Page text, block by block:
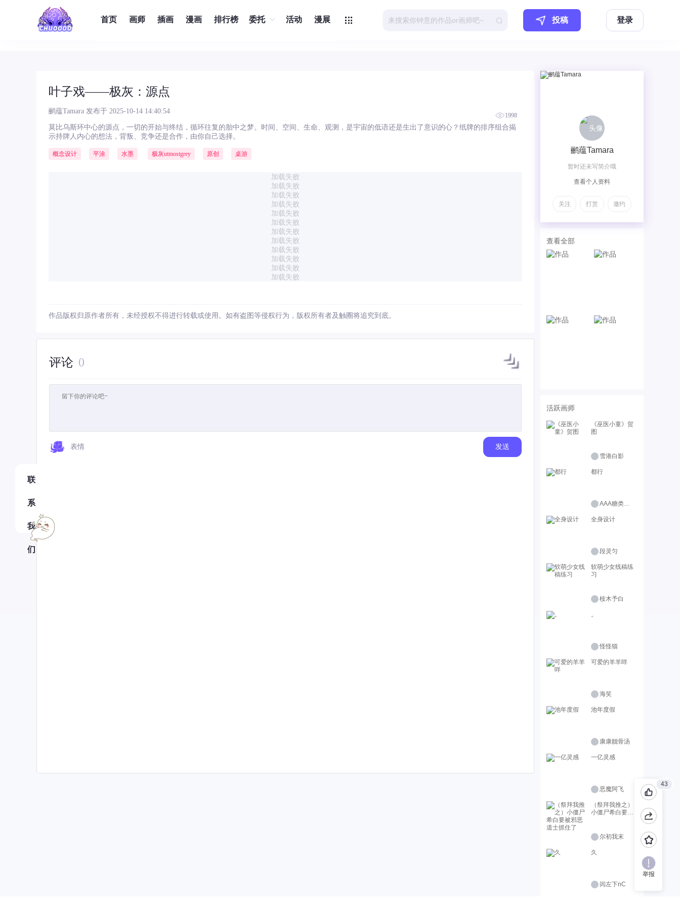
首页 画师 插画 漫画 排行榜 委托 活动 漫展 投稿 登录
叶子戏——极灰：源点
鹂蕴Tamara 发布于 2025-10-14 14:40:54
1998
莫比乌斯环中心的源点，一切的开始与终结，循环往复的胎中之梦。时间、空间、生命、观测，是宇宙的低语还是生出了意识的心？纸牌的排序组合揭
示持牌人内心的想法，背叛、竞争还是合作，由你自己选择。
概念设计 平涂 水墨 极灰utmostgrey 原创 桌游
加载失败
加载失败
加载失败
加载失败
加载失败
加载失败
加载失败
加载失败
加载失败
加载失败
加载失败
加载失败
作品版权归原作者所有，未经授权不得进行转载或使用。如有盗图等侵权行为，版权所有者及触圈将追究到底。
评论 0
表情 发送
鹂蕴Tamara
暂时还未写简介哦
查看个人资料
关注 打赏 邀约
查看全部
活跃画师
《巫医小童》贺
图
雪港白影
都行
AAA糖类批发商
全身设计
段灵匀
软萌少女线稿练
习
桉木予白
。
怪怪猫
可爱的羊羊咩
海笑
池年度假
康康靓骨汤
一亿灵感
恶魔阿飞
（祭拜我推之）
小僵尸希白要被
尔初我末
久
闾左下nC
43
举报
联
系
我
们